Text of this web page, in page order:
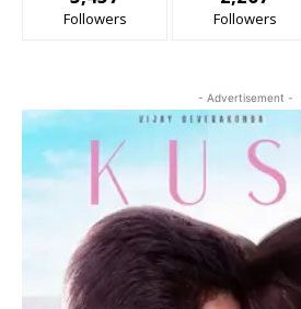
Followers Followers
- Advertisement -